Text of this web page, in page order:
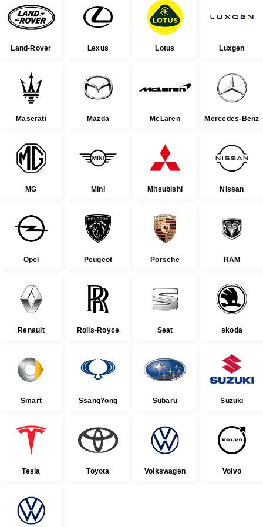
Land-Rover Lexus Lotus Luxgen
Maserati Mazda McLaren Mercedes-Benz
MG Mini Mitsubishi Nissan
Opel Peugeot Porsche RAM
Renault Rolls-Royce Seat skoda
Smart SsangYong Subaru Suzuki
Tesla Toyota Volkswagen Volvo